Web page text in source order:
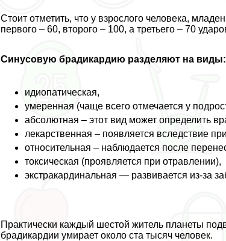
Стоит отметить, что у взрослого человека,
первого – 60, второго – 100, а третьего – 70
Синусовую брадикардию разделяют на виды:
идиопатическая,
умеренная (чаще всего отмечается у
абсолютная – этот вид может определить
лекарственная – появляется вследствие
относительная – наблюдается после
токсическая (проявляется при отравлении),
экстpaкардинальная — развивается из-за
Пpaктически каждый шестой житель планеты
брадикардии умирает около ста тысяч человек.